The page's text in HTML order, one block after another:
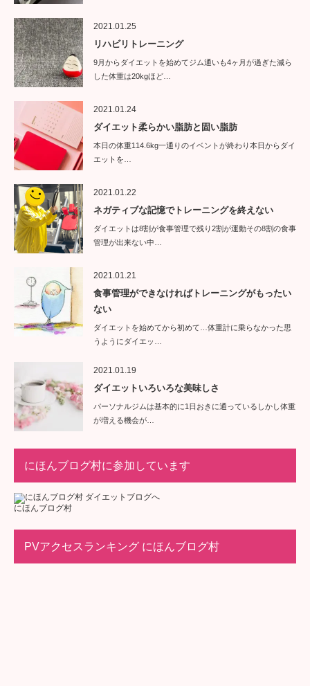
2021.01.25
リハビリトレーニング
9月からダイエットを始めてジム通いも4ヶ月が過ぎた減ら
した体重は20kgほど…
2021.01.24
ダイエット柔らかい脂肪と固い脂肪
本日の体重114.6kg一通りのイベントが終わり本日からダイ
エットを…
2021.01.22
ネガティブな記憶でトレーニングを終えない
ダイエットは8割が食事管理で残り2割が運動その8割の食事
管理が出来ない中…
2021.01.21
食事管理ができなければトレーニングがもったい
ない
ダイエットを始めてから初めて…体重計に乗らなかった思
うようにダイエッ…
2021.01.19
ダイエットいろいろな美味しさ
パーソナルジムは基本的に1日おきに通っているしかし体重
が増える機会が…
にほんブログ村に参加しています
にほんブログ村
PVアクセスランキング にほんブログ村